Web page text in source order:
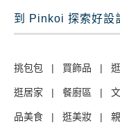
到 Pinkoi 探索好設
挑包包 | 買飾品 |
逛居家 | 餐廚區 |
品美食 | 逛美妝 |